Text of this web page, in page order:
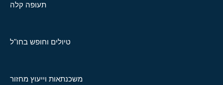
תעופה קלה
טיולים וחופש בחו"ל
משכנתאות וייעוץ מחזור